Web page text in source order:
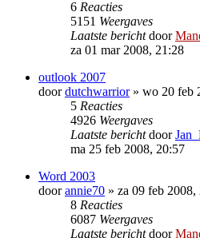
6 Reacties
5151 Weergaves
Laatste berichtdoor
za 01 mar 2008, 21:28
outlook 2007
doordutchwarrior» wo 20 feb
5 Reacties
4926 Weergaves
Laatste berichtdoor
ma 25 feb 2008, 20:57
Word 2003
doorannie70 » za 09 feb 2008,
8 Reacties
6087 Weergaves
Laatste berichtdoor